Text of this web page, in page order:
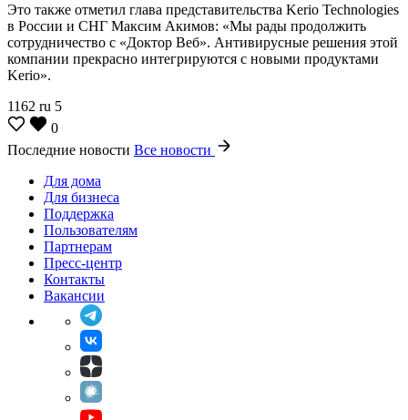
Это также отметил глава представительства Kerio Technologies
в России и СНГ Максим Акимов: «Мы рады продолжить
сотрудничество с «Доктор Веб». Антивирусные решения этой
компании прекрасно интегрируются с новыми продуктами
Kerio».
1162 ru 5
0
Последние новости Все новости
Для дома
Для бизнеса
Поддержка
Пользователям
Партнерам
Пресс-центр
Контакты
Вакансии